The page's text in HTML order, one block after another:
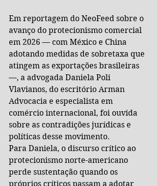
Em reportagem do NeoFeed sobre o
avanço do protecionismo comercial
em 2026 — com México e China
adotando medidas de sobretaxa que
atingem as exportações brasileiras
—, a advogada Daniela Poli
Vlavianos, do escritório Arman
Advocacia e especialista em
comércio internacional, foi ouvida
sobre as contradições jurídicas e
políticas desse movimento.
Para Daniela, o discurso crítico ao
protecionismo norte-americano
perde sustentação quando os
próprios críticos passam a adotar